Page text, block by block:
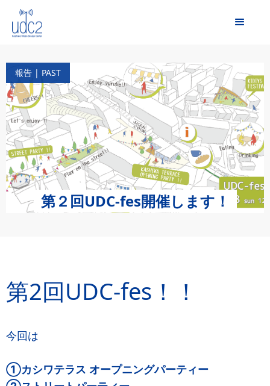
報告 | PAST
第２回UDC-fes開催します！
第2回UDC-fes！！
今回は
①カシワテラス オープニングパーティー